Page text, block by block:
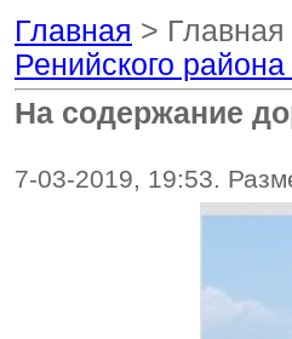
Главная >
Ренийского
На содержание
7-03-2019, 19:53.